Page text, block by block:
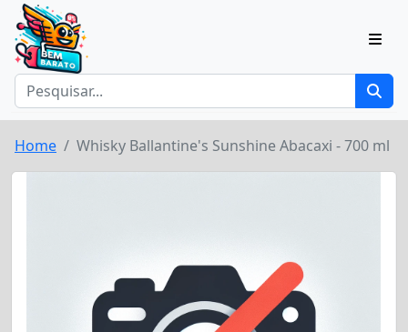
Home Whisky Ballantine's Sunshine Abacaxi - 700 ml